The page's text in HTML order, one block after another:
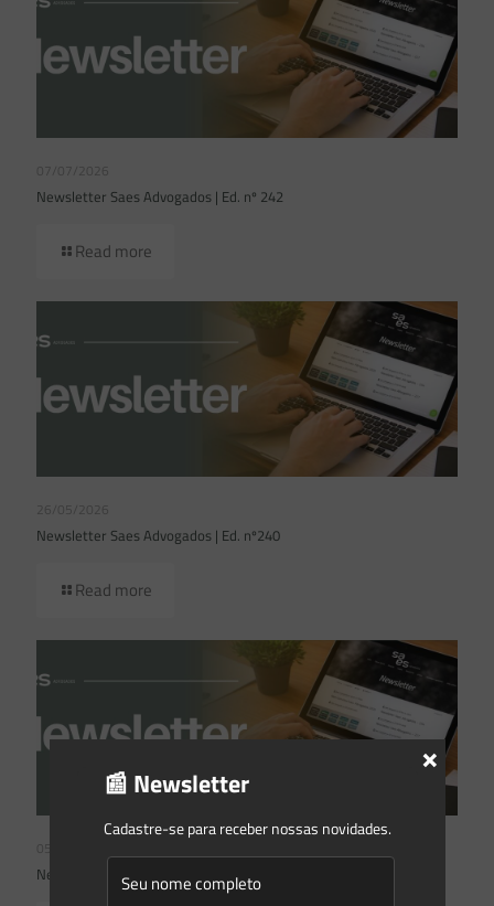
07/07/2026
Newsletter Saes Advogados | Ed. nº 242
Read more
26/05/2026
Newsletter Saes Advogados | Ed. nº240
Read more
Newsletter Saes Advogados | Ed. nº239
📰 Newsletter
Cadastre-se para receber nossas novidades.
×